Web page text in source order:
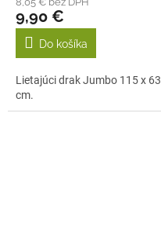
9,90 €
Do košíka
Lietajúci drak Jumbo 115 x 63
cm.